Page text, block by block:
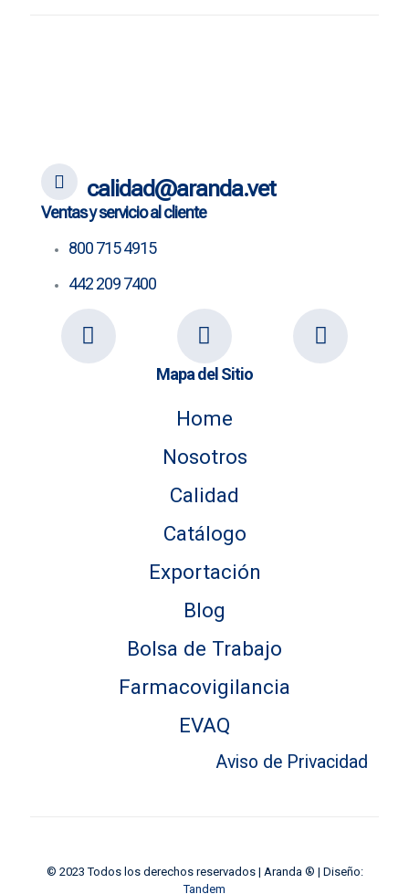
calidad@aranda.vet
Ventas y servicio al cliente
800 715 4915
442 209 7400
Mapa del Sitio
Home
Nosotros
Calidad
Catálogo
Exportación
Blog
Bolsa de Trabajo
Farmacovigilancia
EVAQ
Aviso de Privacidad
© 2023 Todos los derechos reservados | Aranda ® | Diseño:
Tandem